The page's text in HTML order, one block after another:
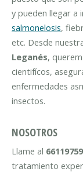
y pueden llegar a
salmonelosis,
etc. Desde
Leganés,
cientifícos,
enfermedades
insectos.
NOSOTROS
Llame al
tratamiento